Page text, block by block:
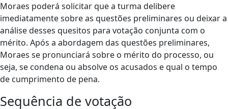
Moraes poderá solicitar que a turma delibere
imediatamente sobre as questões preliminares ou deixar a
análise desses quesitos para votação conjunta com o
mérito. Após a abordagem das questões preliminares,
Moraes se pronunciará sobre o mérito do processo, ou
seja, se condena ou absolve os acusados e qual o tempo
de cumprimento de pena.
Sequência de votação